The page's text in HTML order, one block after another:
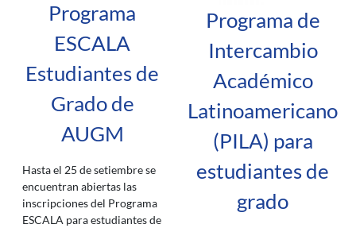
Programa
ESCALA
Estudiantes de
Grado de
AUGM
Hasta el 25 de setiembre se
encuentran abiertas las
inscripciones del Programa
ESCALA para estudiantes de
Programa de
Intercambio
Académico
Latinoamericano
(PILA) para
estudiantes de
grado